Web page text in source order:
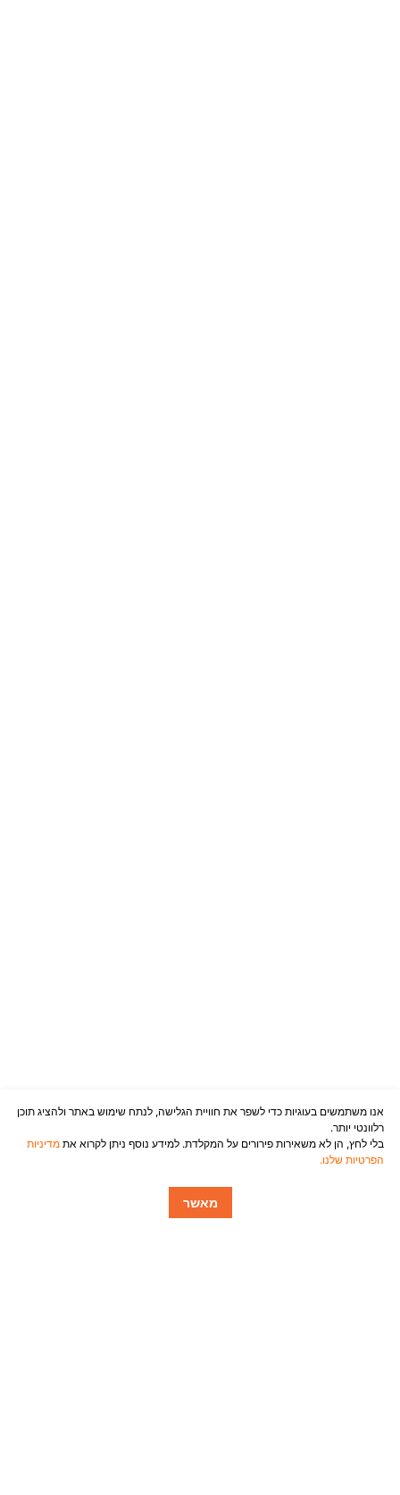
אנו משתמשים בעוגיות כדי לשפר את חוויית הגלישה, לנתח שימוש באתר ולהציג תוכן
רלוונטי יותר.
בלי לחץ, הן לא משאירות פירורים על המקלדת. למידע נוסף ניתן לקרוא את מדיניות
הפרטיות שלנו.
מאשר